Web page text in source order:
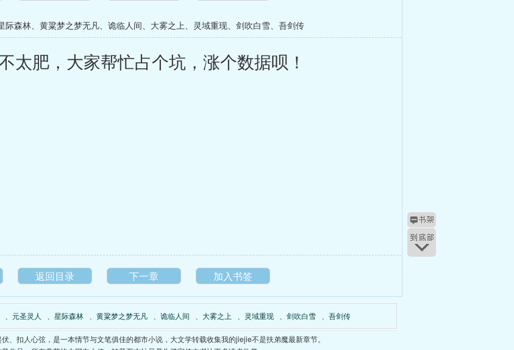
际森林、 黄粱梦之梦无凡、 诡临人间、 大雾之上、 灵域重现、 剑吹白雪、 吾剑传
肥，大家帮忙占个坑，涨个数据呗！
返回目录 下一章 加入书签
元圣灵人 星际森林 黄粱梦之梦无凡 诡临人间 大雾之上 灵域重现 剑吹白雪 吾剑传
、扣人心弦，是一本情节与文笔俱佳的都市小说，大文学转载收集我的jiejie不是扶弟魔最新章节。